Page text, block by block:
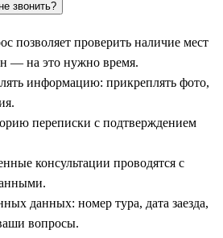
не обходится без созерцания
символа. Величественная гора
в любое время года. Самым
для наблюдения за вершиной
Фудзи-Кавагучико(в каталогах
на катере по озеру, подняться на
площадку и сделать эталонные
цветущей сакуры или
звонить?
позволяет проверить наличие мест
— на это нужно время.
информацию: прикреплять фото,
переписки с подтверждением
консультации проводятся с
данных: номер тура, дата заезда,
вопросы.